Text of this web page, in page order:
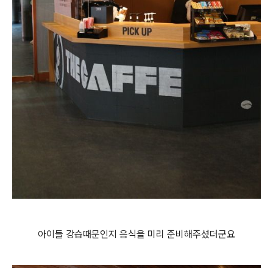
아이들 강습때문인지 음식을 미리 준비해주셨더군요